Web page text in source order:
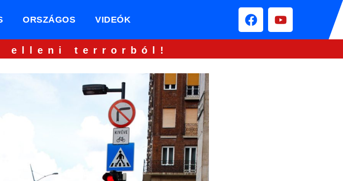
ORSZÁGOS VIDEÓK
elleni terrorból!